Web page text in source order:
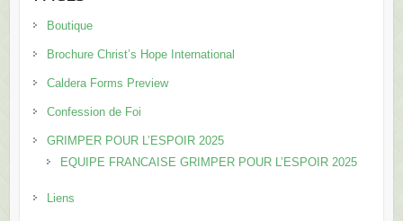
Boutique
Brochure Christ’s Hope International
Caldera Forms Preview
Confession de Foi
GRIMPER POUR L’ESPOIR 2025
EQUIPE FRANCAISE GRIMPER POUR L’ESPOIR 2025
Liens